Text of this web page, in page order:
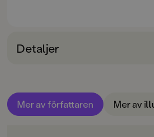
säger mästerdetektiven. Och
Boken utkom första gången 1946.
Detaljer
ÅLDERSGRUPP
6-9
Mer av författaren Mer av